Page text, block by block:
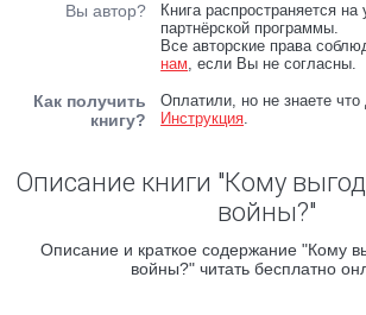
Вы автор?
Книга распространяется на
партнёрской программы.
Все авторские права
нам, если Вы не согласны.
Как получить
книгу?
Оплатили, но не знаете
Инструкция.
Описание книги "Кому
войны?"
Описание и краткое содержание "Кому
войны?" читать бесплатно